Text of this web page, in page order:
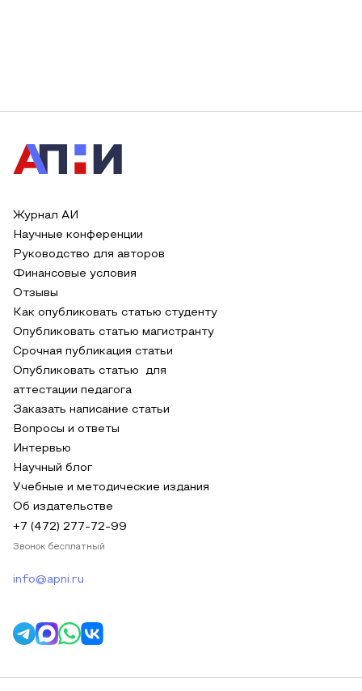
Журнал АИ
Научные конференции
Руководство для авторов
Финансовые условия
Отзывы
Как опубликовать статью студенту
Опубликовать статью магистранту
Срочная публикация статьи
Опубликовать статью для
аттестации педагога
Заказать написание статьи
Вопросы и ответы
Интервью
Научный блог
Учебные и методические издания
Об издательстве
+7 (472) 277-72-99
Звонок бесплатный
info@apni.ru